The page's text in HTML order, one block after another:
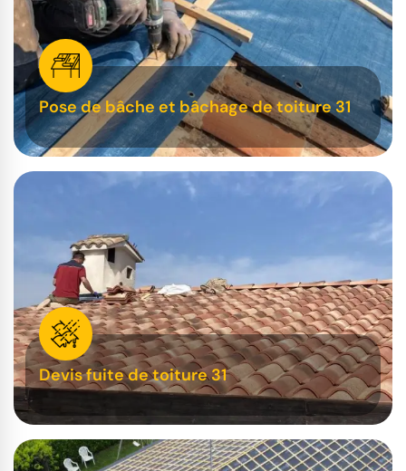
Pose de bâche et bâchage de toiture 31
Devis fuite de toiture 31